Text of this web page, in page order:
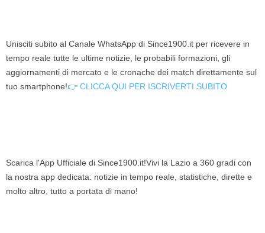
Unisciti subito al Canale WhatsApp di Since1900.it per ricevere in
tempo reale tutte le ultime notizie, le probabili formazioni, gli
aggiornamenti di mercato e le cronache dei match direttamente sul
tuo smartphone!👉 CLICCA QUI PER ISCRIVERTI SUBITO
Scarica l'App Ufficiale di Since1900.it!Vivi la Lazio a 360 gradi con
la nostra app dedicata: notizie in tempo reale, statistiche, dirette e
molto altro, tutto a portata di mano!